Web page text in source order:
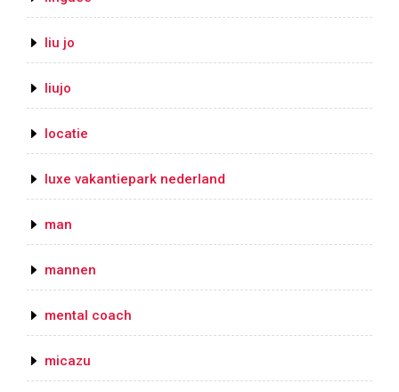
liu jo
liujo
locatie
luxe vakantiepark nederland
man
mannen
mental coach
micazu